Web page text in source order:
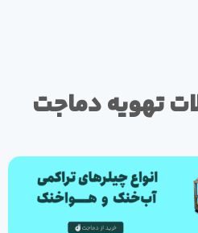
تهویه دماجت